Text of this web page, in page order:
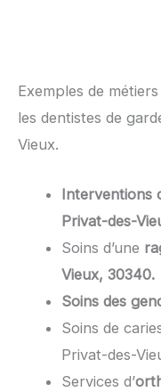
Exemples de
les dentistes de
Vieux.
Interventions
Privat-des-
Soins d’une
Vieux, 30340.
Soins des
Soins de
Privat-des-
Services d’